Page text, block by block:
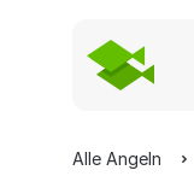
Alle Angeln